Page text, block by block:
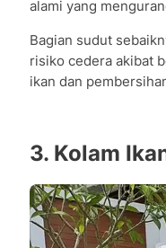
alami yang
Bagian sudut
risiko cedera akibat
ikan dan
3. Kolam